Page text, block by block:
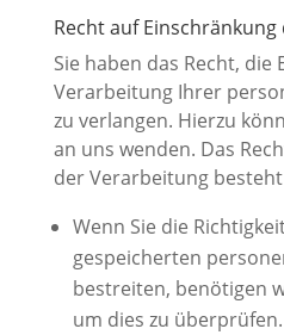
Recht auf
Sie haben das Recht,
Verarbeitung Ihrer
zu verlangen. Hierzu
an uns wenden. Das
der Verarbeitung
Wenn Sie die
gespeicherten
bestreiten, benötigen
um dies zu